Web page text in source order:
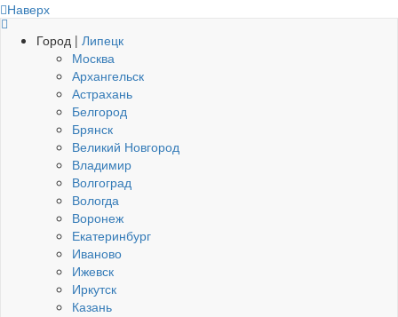
Наверх
Город | Липецк
Москва
Архангельск
Астрахань
Белгород
Брянск
Великий Новгород
Владимир
Волгоград
Вологда
Воронеж
Екатеринбург
Иваново
Ижевск
Иркутск
Казань